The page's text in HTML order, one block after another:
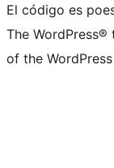
El código es
The
of the